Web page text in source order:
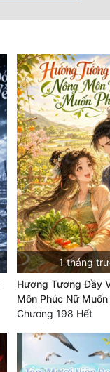
1 tháng
Hương Tương Đầy
Môn Phúc Nữ Muốn
Chương 198 Hết